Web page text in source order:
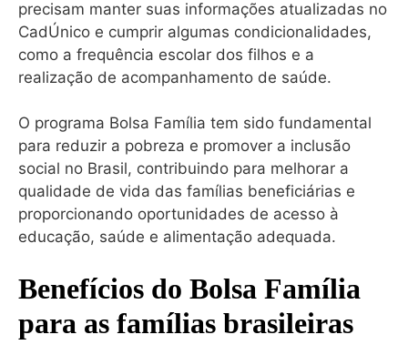
precisam manter suas informações atualizadas no
CadÚnico e cumprir algumas condicionalidades,
como a frequência escolar dos filhos e a
realização de acompanhamento de saúde.
O programa Bolsa Família tem sido fundamental
para reduzir a pobreza e promover a inclusão
social no Brasil, contribuindo para melhorar a
qualidade de vida das famílias beneficiárias e
proporcionando oportunidades de acesso à
educação, saúde e alimentação adequada.
Benefícios do Bolsa Família
para as famílias brasileiras